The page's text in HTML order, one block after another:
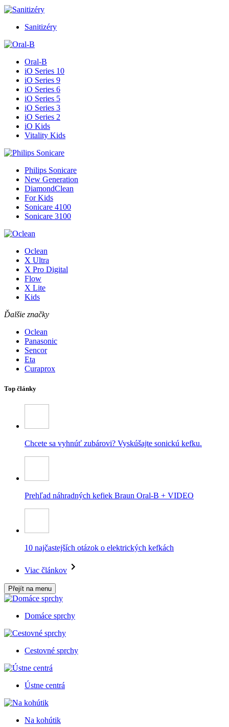
Sanitizéry
Oral-B
iO Series 10
iO Series 9
iO Series 6
iO Series 5
iO Series 3
iO Series 2
iO Kids
Vitality Kids
Philips Sonicare
New Generation
DiamondClean
For Kids
Sonicare 4100
Sonicare 3100
Oclean
X Ultra
X Pro Digital
Flow
X Lite
Kids
Ďalšie značky
Oclean
Panasonic
Sencor
Eta
Curaprox
Top články
Chcete sa vyhnúť zubárovi? Vyskúšajte sonickú kefku.
Prehľad náhradných kefiek Braun Oral-B + VIDEO
10 najčastejších otázok o elektrických kefkách
Viac článkov
Přejít na menu
Domáce sprchy
Cestovné sprchy
Ústne centrá
Na kohútik